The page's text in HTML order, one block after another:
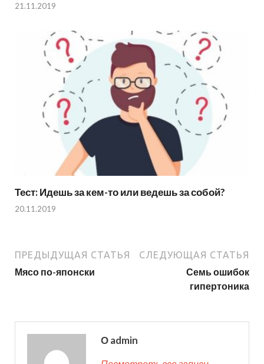
21.11.2019
Тест: Идешь за кем-то или ведешь за собой?
20.11.2019
ПРЕДЫДУЩАЯ СТАТЬЯ
Мясо по-японски
СЛЕДУЮЩАЯ СТАТЬЯ
Семь ошибок
гипертоника
О admin